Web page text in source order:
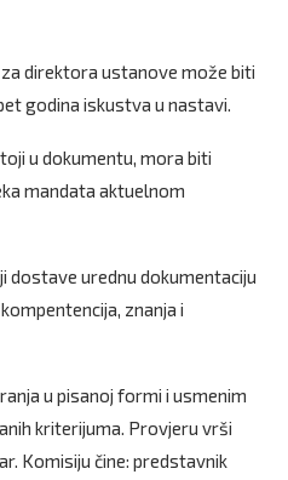
direktora ustanove može biti
godina iskustva u nastavi.
u dokumentu, mora biti
mandata aktuelnom
dostave urednu dokumentaciju
znanja i
u pisanoj formi i usmenim
kriterijuma. Provjeru vrši
Komisiju čine: predstavnik